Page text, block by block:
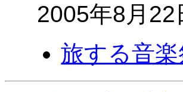
2005年8月
旅する音